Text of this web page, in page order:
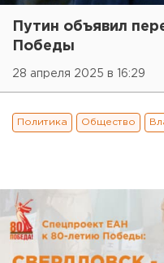
Путин объявил
Победы
28 апреля 2025 в 16:29
Политика Общество